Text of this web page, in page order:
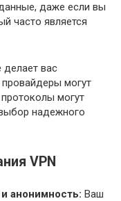
даже если вы
часто является
делает вас
могут
могут
надежного
VPN
анонимность: Ваш